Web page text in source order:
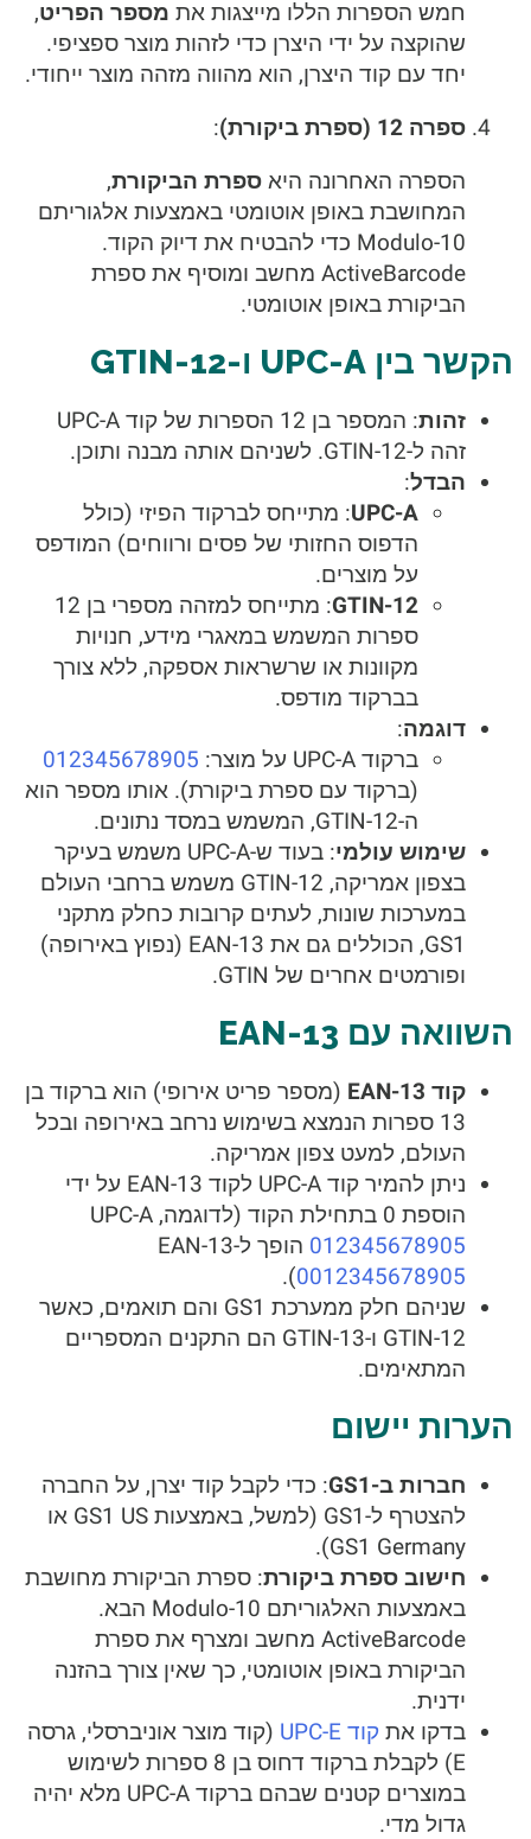
חמש הספרות הללו מייצגות את מספר הפריט,
שהוקצה על ידי היצרן כדי לזהות מוצר ספציפי.
יחד עם קוד היצרן, הוא מהווה מזהה מוצר ייחודי.
ספרה 12 (ספרת ביקורת)
:
הספרה האחרונה היא ספרת הביקורת,
המחושבת באופן אוטומטי באמצעות אלגוריתם
Modulo-10 כדי להבטיח את דיוק הקוד.
ActiveBarcode מחשב ומוסיף את ספרת
הביקורת באופן אוטומטי.
הקשר בין UPC-A ו-GTIN-12
זהות
: המספר בן 12 הספרות של קוד UPC-A
זהה ל-GTIN-12. לשניהם אותה מבנה ותוכן.
הבדל:
UPC-A: מתייחס לברקוד הפיזי (כולל
הדפוס החזותי של פסים ורווחים) המודפס
על מוצרים.
GTIN-12
: מתייחס למזהה מספרי בן 12
ספרות המשמש במאגרי מידע, חנויות
מקוונות או שרשראות אספקה, ללא צורך
בברקוד מודפס.
דוגמה:
ברקוד UPC-A על מוצר:
012345678905
(ברקוד עם ספרת ביקורת). אותו מספר הוא
ה-GTIN-12, המשמש במסד נתונים.
שימוש עולמי
: בעוד ש-UPC-A משמש בעיקר
בצפון אמריקה, GTIN-12 משמש ברחבי העולם
במערכות שונות, לעתים קרובות כחלק מתקני
GS1, הכוללים גם את EAN-13 (נפוץ באירופה)
ופורמטים אחרים של GTIN.
השוואה עם EAN-13
קוד EAN-13
(מספר פריט אירופי) הוא ברקוד בן
13 ספרות הנמצא בשימוש נרחב באירופה ובכל
העולם, למעט צפון אמריקה.
ניתן להמיר קוד UPC-A לקוד EAN-13 על ידי
הוספת 0 בתחילת הקוד (לדוגמה, UPC-A
012345678905 הופך ל-EAN-13
0012345678905
).
שניהם חלק ממערכת GS1 והם תואמים, כאשר
GTIN-12 ו-GTIN-13 הם התקנים המספריים
המתאימים.
הערות יישום
חברות ב-GS1
: כדי לקבל קוד יצרן, על החברה
להצטרף ל-GS1 (למשל, באמצעות GS1 US או
GS1 Germany).
חישוב ספרת ביקורת: ספרת הביקורת מחושבת
באמצעות האלגוריתם Modulo-10 הבא.
ActiveBarcode מחשב ומצרף את ספרת
הביקורת באופן אוטומטי, כך שאין צורך בהזנה
ידנית.
בדקו את קוד UPC-E
(קוד מוצר אוניברסלי, גרסה
E) לקבלת ברקוד דחוס בן 8 ספרות לשימוש
במוצרים קטנים שבהם ברקוד UPC-A מלא יהיה
גדול מדי.